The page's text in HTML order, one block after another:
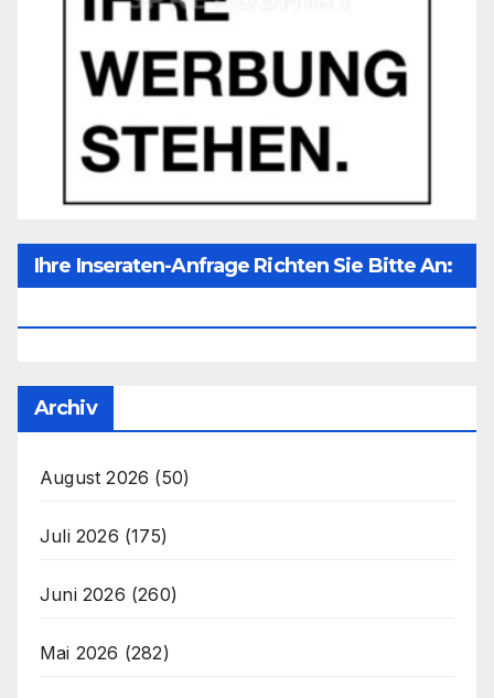
Ihre Inseraten-Anfrage Richten Sie Bitte An:
Archiv
August 2026 (50)
Juli 2026 (175)
Juni 2026 (260)
Mai 2026 (282)